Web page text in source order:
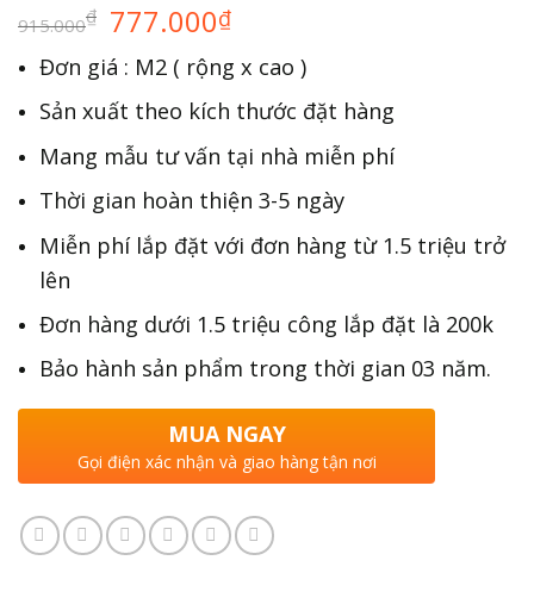
915.000₫ 777.000₫
Đơn giá : M2 ( rộng x cao )
Sản xuất theo kích thước đặt hàng
Mang mẫu tư vấn tại nhà miễn phí
Thời gian hoàn thiện 3-5 ngày
Miễn phí lắp đặt với đơn hàng từ 1.5 triệu trở
lên
Đơn hàng dưới 1.5 triệu công lắp đặt là 200k
Bảo hành sản phẩm trong thời gian 03 năm.
MUA NGAY
Gọi điện xác nhận và giao hàng tận nơi